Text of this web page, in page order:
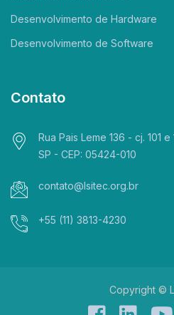
Desenvolvimento de Hardware
Desenvolvimento de Software
Contato
Rua Pais Leme 136 - cj. 101
SP - CEP: 05424-010
contato@lsitec.org.br
+55 (11) 3813-4230
Copyright ©